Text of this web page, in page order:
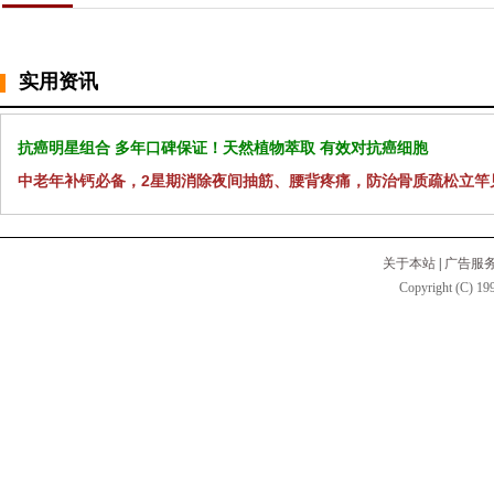
实用资讯
抗癌明星组合 多年口碑保证！天然植物萃取 有效对抗癌细胞
中老年补钙必备，2星期消除夜间抽筋、腰背疼痛，防治骨质疏松立竿
关于本站
广告服
Copyright (C)